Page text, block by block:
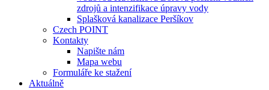
zdrojů a intenzifikace úpravy vody
Splašková kanalizace Peršíkov
Czech POINT
Kontakty
Napište nám
Mapa webu
Formuláře ke stažení
Aktuálně